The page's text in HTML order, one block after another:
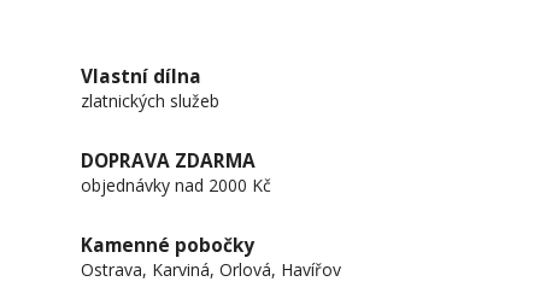
Vlastní dílna
zlatnických služeb
DOPRAVA ZDARMA
objednávky nad 2000 Kč
Kamenné pobočky
Ostrava, Karviná, Orlová, Havířov